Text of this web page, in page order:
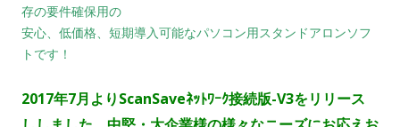
存の要件確保用の
安心、低価格、短期導入可能なパソコン用スタンドアロンソフ
トです！
2017年7月よりScanSaveﾈｯﾄﾜｰｸ接続版-V3をリリース